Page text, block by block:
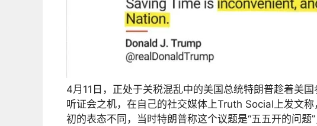
4月11日，正处于关税混乱中的美国总统特朗普趁着美
听证会之机，在自己的社交媒体上Truth Social上发文
初的表态不同，当时特朗普称这个议题是“五五开的问